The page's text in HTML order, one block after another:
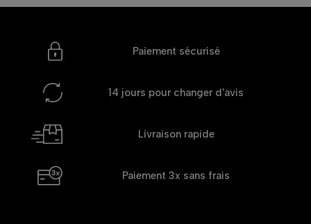
Paiement sécurisé
14 jours pour changer d'avis
Livraison rapide
Paiement 3x sans frais